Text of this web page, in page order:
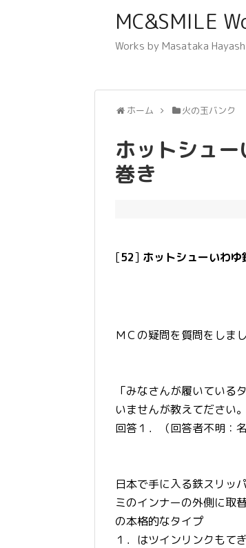
MC&SMILE
Works by Masataka
ホーム 火の玉バンク
ホットシュ
巻き
[52] ホットシューいわ
ＭＣの疑問を質問をしまし
「みなさんが履いている
いませんが教えてださい
回答１．（回答者不明：
日本で手に入る鉄スリッ
ミのインナーの外側に取
の本格的なタイプ
１．はツインリンクもて